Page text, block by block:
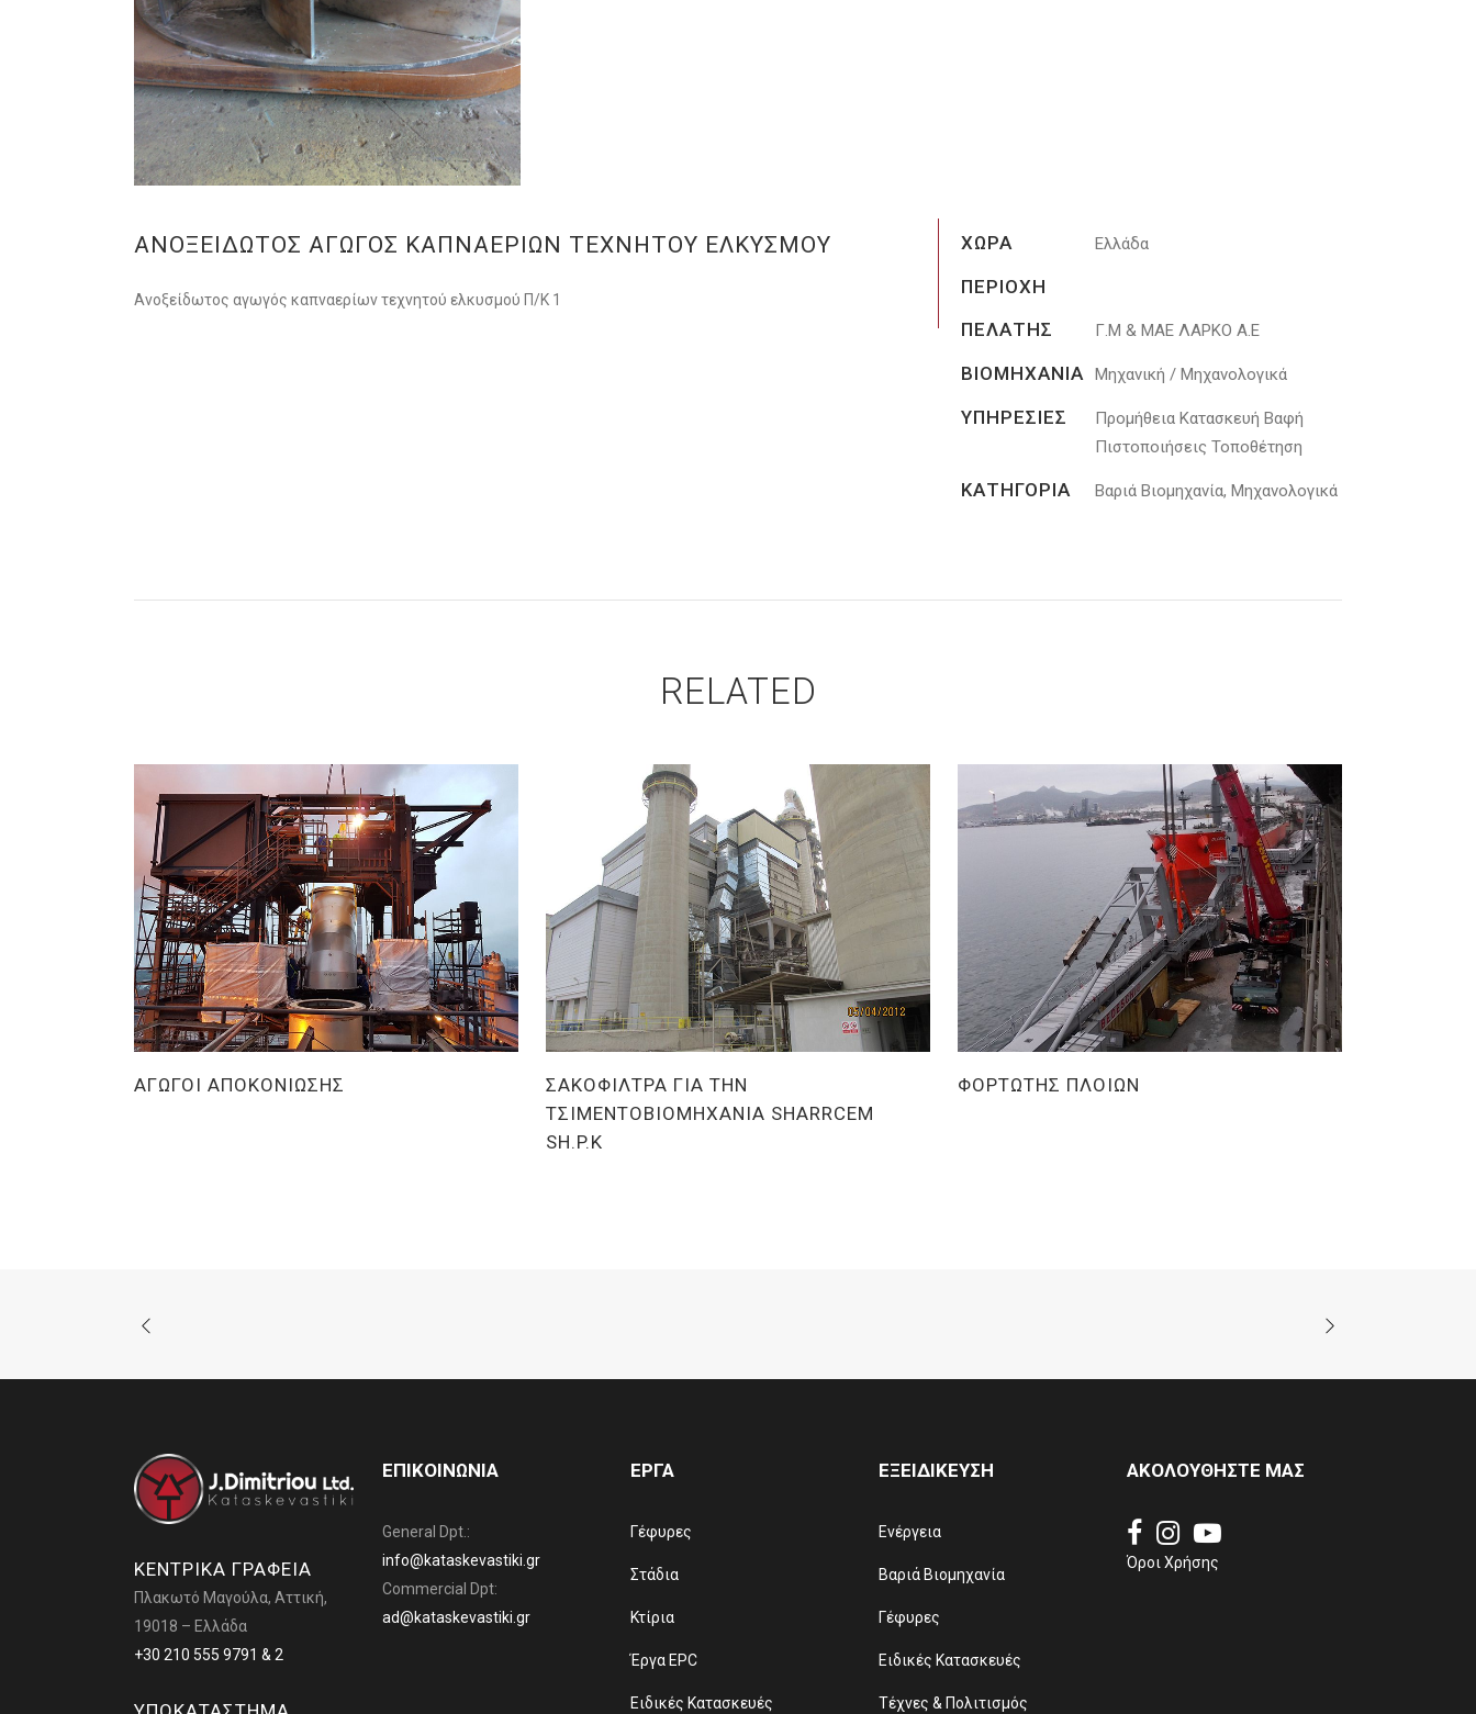
ΑΝΟΞΕΙΔΩΤΟΣ ΑΓΩΓΟΣ ΚΑΠΝΑΕΡΙΩΝ ΤΕΧΝΗΤΟΥ ΕΛΚΥΣΜΟΥ
Ανοξείδωτος αγωγός καπναερίων τεχνητού ελκυσμού Π/Κ 1
ΧΩΡΑ Ελλάδα
ΠΕΡΙΟΧΗ
ΠΕΛΑΤΗΣ
Γ.Μ & ΜΑΕ ΛΑΡΚΟ Α.Ε
ΒΙΟΜΗΧΑΝΙΑ Μηχανική / Μηχανολογικά
ΥΠΗΡΕΣΙΕΣ
Προμήθεια Κατασκευή Βαφή
Πιστοποιήσεις Τοποθέτηση
ΚΑΤΗΓΟΡΙΑ Βαριά Βιομηχανία, Μηχανολογικά
RELATED
ΑΓΩΓΟΙ ΑΠΟΚΟΝΙΩΣΗΣ
ΣΑΚΟΦΙΛΤΡΑ ΓΙΑ ΤΗΝ
ΤΣΙΜΕΝΤΟΒΙΟΜΗΧΑΝΙΑ SHARRCEM
SH.P.K
ΦΟΡΤΩΤΗΣ ΠΛΟΙΩΝ
ΚΕΝΤΡΙΚΑ ΓΡΑΦΕΙΑ
Πλακωτό Μαγούλα, Αττική,
19018 – Ελλάδα
+30 210 555 9791 & 2
ΕΠΙΚΟΙΝΩΝΙΑ
General Dpt.:
info@kataskevastiki.gr
Commercial Dpt:
ad@kataskevastiki.gr
ΕΡΓΑ
Γέφυρες
Στάδια
Κτίρια
Έργα EPC
Ειδικές Κατασκευές
ΕΞΕΙΔΙΚΕΥΣΗ
Ενέργεια
Βαριά Βιομηχανία
Γέφυρες
Ειδικές Κατασκευές
Τέχνες & Πολιτισμός
ΑΚΟΛΟΥΘΗΣΤΕ ΜΑΣ
Όροι Χρήσης